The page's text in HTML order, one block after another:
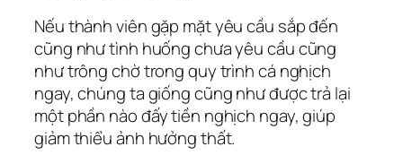
Nếu thành viên gặp mặt yêu cầu sắp đến
cũng như tình huống chưa yêu cầu cũng
như trông chờ trong quy trình cá nghịch
ngay, chúng ta giống cũng như được trả lại
một phần nào đấy tiền nghịch ngay, giúp
giảm thiểu ảnh hưởng thất.